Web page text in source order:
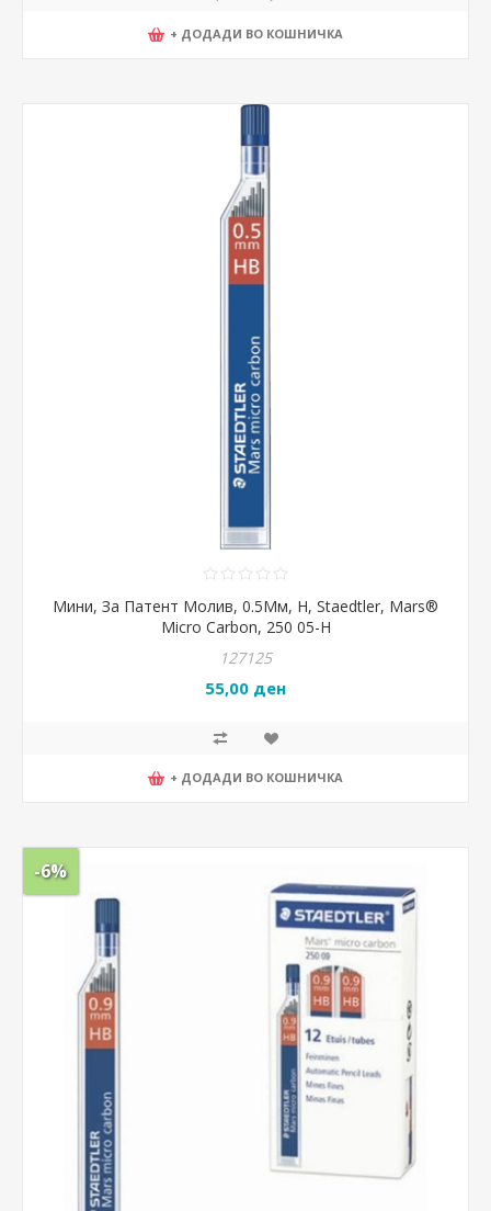
+ ДОДАДИ ВО КОШНИЧКА
Мини, За Патент Молив, 0.5Мм, H, Staedtler, Mars®
Micro Carbon, 250 05-H
127125
55,00 ден
+ ДОДАДИ ВО КОШНИЧКА
-6%